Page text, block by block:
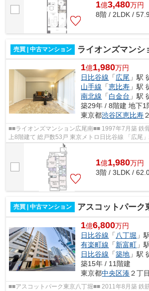
1億3,480万円
8階 / 2LDK /
売買 | 中古マンション ライオンズマンシ
1億1,980万円
日比谷線 「広尾 」駅
山手線 「恵比寿 」駅
南北線 「白金台 」駅
築29年 / 8階建 地下1
東京都渋谷区恵比寿
■■ライオンズマンション広尾南■■ 1997年7月築 鉄骨鉄筋コンクリート造地
上8階建て 総戸数53戸 東京メトロ日比谷線 「広尾」駅 徒歩8分 JR山手線
1億1,980万円
3階 / 3LDK /
売買 | 中古マンション アスコットパーク
1億6,800万円
日比谷線 「八丁堀 」
有楽町線 「新富町 」
日比谷線 「築地 」駅
築15年 / 11階建
東京都中央区湊２丁目
■■アスコットパーク東京八丁堀■■ 2011年8月築 鉄筋コンクリート造11階建